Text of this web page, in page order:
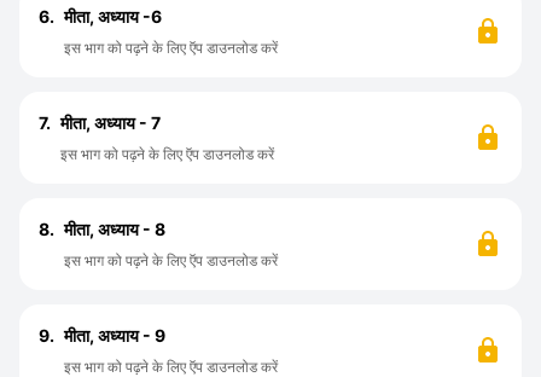
6. मीता, अध्याय -6
इस भाग को पढ़ने के लिए ऍप डाउनलोड करें
7. मीता, अध्याय - 7
इस भाग को पढ़ने के लिए ऍप डाउनलोड करें
8. मीता, अध्याय - 8
इस भाग को पढ़ने के लिए ऍप डाउनलोड करें
9. मीता, अध्याय - 9
इस भाग को पढ़ने के लिए ऍप डाउनलोड करें